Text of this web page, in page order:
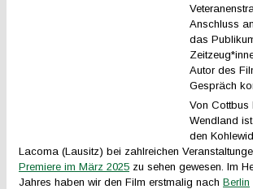
Anschluss
das
Autor des
Gespräch
Von Cottbus
Wendland
den
Lacoma (Lausitz) bei zahlreichen
Premiere im März 2025 zu sehen gewesen. Im
Jahres haben wir den Film erstmalig nach Berlin